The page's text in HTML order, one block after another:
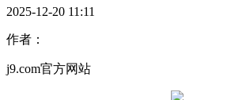
2025-12-20 11:11
作者：
j9.com官方网站